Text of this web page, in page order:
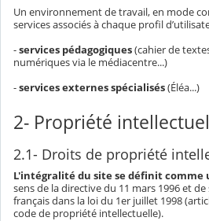
Un environnement de travail, en mode
services associés à chaque profil
-services pédagogiques(cahier de
numériques via le médiacentre...)
-services externes spécialisés(Éléa...)
2- Propriété
2.1- Droits de propriété
L'intégralité du site se définit comme
sens de la directive du 11 mars 1996 et
français dans la loi du 1er juillet 1998
code de propriété intellectuelle).